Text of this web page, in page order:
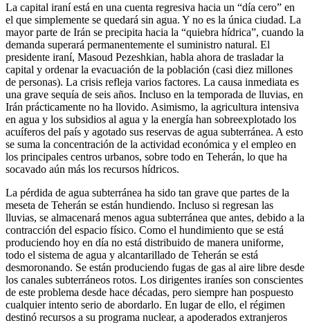
La capital iraní está en una cuenta regresiva hacia un “día cero” en
el que simplemente se quedará sin agua. Y no es la única ciudad. La
mayor parte de Irán se precipita hacia la “quiebra hídrica”, cuando la
demanda superará permanentemente el suministro natural. El
presidente iraní, Masoud Pezeshkian, habla ahora de trasladar la
capital y ordenar la evacuación de la población (casi diez millones
de personas). La crisis refleja varios factores. La causa inmediata es
una grave sequía de seis años. Incluso en la temporada de lluvias, en
Irán prácticamente no ha llovido. Asimismo, la agricultura intensiva
en agua y los subsidios al agua y la energía han sobreexplotado los
acuíferos del país y agotado sus reservas de agua subterránea. A esto
se suma la concentración de la actividad económica y el empleo en
los principales centros urbanos, sobre todo en Teherán, lo que ha
socavado aún más los recursos hídricos.
La pérdida de agua subterránea ha sido tan grave que partes de la
meseta de Teherán se están hundiendo. Incluso si regresan las
lluvias, se almacenará menos agua subterránea que antes, debido a la
contracción del espacio físico. Como el hundimiento que se está
produciendo hoy en día no está distribuido de manera uniforme,
todo el sistema de agua y alcantarillado de Teherán se está
desmoronando. Se están produciendo fugas de gas al aire libre desde
los canales subterráneos rotos. Los dirigentes iraníes son conscientes
de este problema desde hace décadas, pero siempre han pospuesto
cualquier intento serio de abordarlo. En lugar de ello, el régimen
destinó recursos a su programa nuclear, a apoderados extranjeros